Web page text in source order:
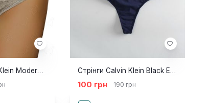
Стрінги Calvin Klein Modern сірі Стрінги Calvin Klein Black Empire сині
100 грн 190 грн